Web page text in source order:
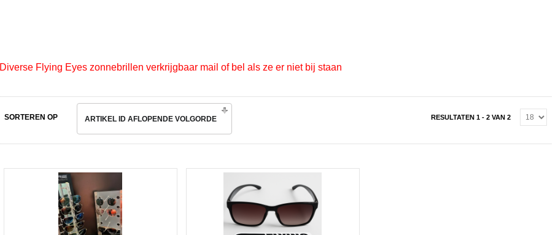
Diverse Flying Eyes zonnebrillen verkrijgbaar mail of bel als ze er niet bij staan
SORTEREN OP ARTIKEL ID AFLOPENDE VOLGORDE RESULTATEN 1 - 2 VAN 2